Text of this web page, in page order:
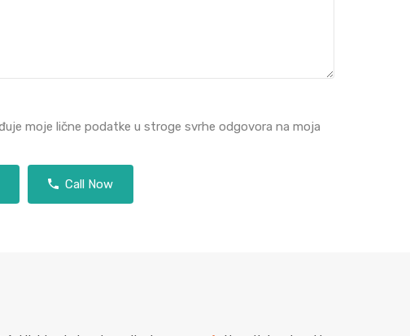
moje lične podatke u stroge svrhe odgovora na moja
Call Now